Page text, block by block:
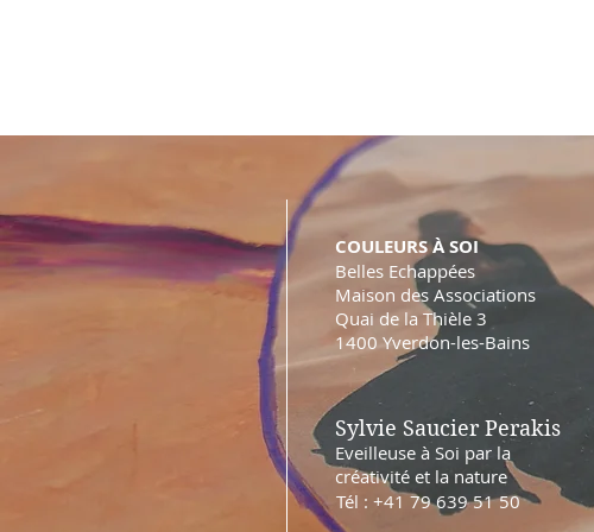
COULEURS À SOI
Belles Echappées
Maison des Associations
Quai de la Thièle 3
1400 Yverdon-les-Bains
Sylvie Saucier Perakis
Eveilleuse à Soi par la
créativité et la nature
Tél : +41 79 639 51 50